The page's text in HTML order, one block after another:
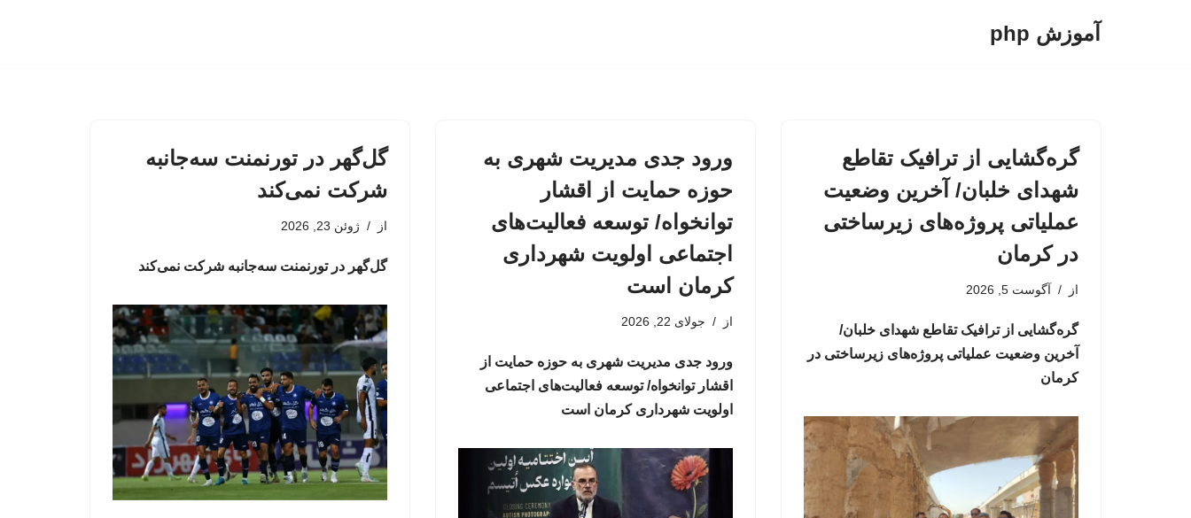
آموزش php
گره‌گشایی از ترافیک تقاطع
شهدای خلبان/ آخرین وضعیت
عملیاتی پروژه‌های زیرساختی
در کرمان
از آگوست 5, 2026
گره‌گشایی از ترافیک تقاطع شهدای خلبان/
آخرین وضعیت عملیاتی پروژه‌های زیرساختی در
کرمان
ورود جدی مدیریت شهری به
حوزه حمایت از اقشار
توانخواه/ توسعه فعالیت‌های
اجتماعی اولویت شهرداری
کرمان است
از جولای 22, 2026
ورود جدی مدیریت شهری به حوزه حمایت از
اقشار توانخواه/ توسعه فعالیت‌های اجتماعی
اولویت شهرداری کرمان است
گل‌گهر در تورنمنت سه‌جانبه
شرکت نمی‌کند
از ژوئن 23, 2026
گل‌گهر در تورنمنت سه‌جانبه شرکت نمی‌کند